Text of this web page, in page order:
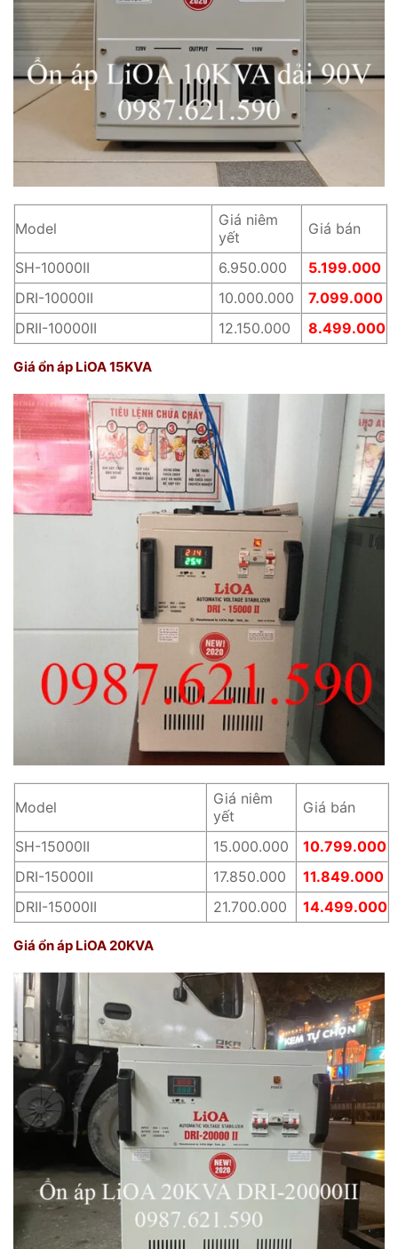
Model
Giá niêm
yết
Giá bán
SH-10000II 6.950.000
5.199.000
DRI-10000II
10.000.000
7.099.000
DRII-10000II
12.150.000 8.499.000
Giá ổn áp LiOA 15KVA
Model
Giá niêm
yết
Giá bán
SH-15000II 15.000.000
10.799.000
DRI-15000II
17.850.000
11.849.000
DRII-15000II
21.700.000 14.499.000
Giá ổn áp LiOA 20KVA